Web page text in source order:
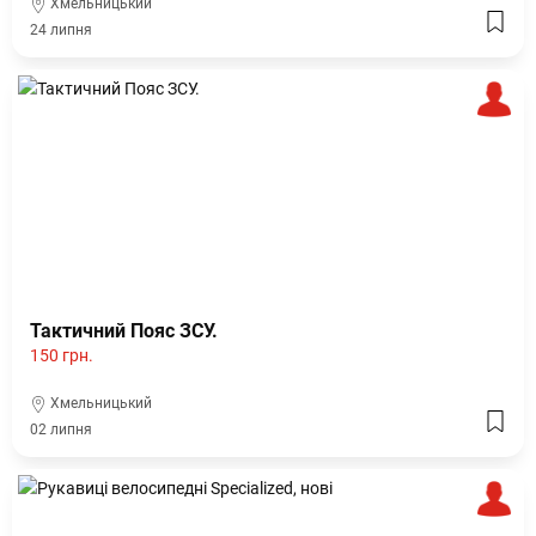
Хмельницький
24 липня
Тактичний Пояс ЗСУ.
150 грн.
Хмельницький
02 липня